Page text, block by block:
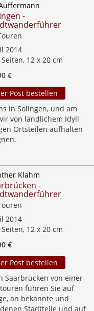
-
2014
Seiten, 12 x 20 cm
€
Post bestellen
in Solingen, und am
von ländlichem Idyll
Ortsteilen aufhalten
Klahm
-
2014
Seiten, 12 x 20 cm
€
Post bestellen
Saarbrücken von einer
führen Sie auf
an bekannte und
Stadtteile und auf